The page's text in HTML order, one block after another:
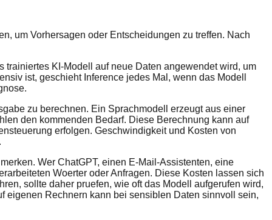
um Vorhersagen oder Entscheidungen zu treffen. Nach
KI-Modell auf neue Daten angewendet wird, um
ist, geschieht Inference jedes Mal, wenn das Modell
zu berechnen. Ein Sprachmodell erzeugt aus einer
den kommenden Bedarf. Diese Berechnung kann auf
erfolgen. Geschwindigkeit und Kosten von
Wer ChatGPT, einen E-Mail-Assistenten, eine
Woerter oder Anfragen. Diese Kosten lassen sich
sollte daher pruefen, wie oft das Modell aufgerufen wird,
eigenen Rechnern kann bei sensiblen Daten sinnvoll sein,